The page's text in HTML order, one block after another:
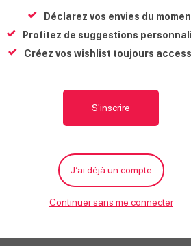
Vendredi
Samedi
Tarifs
Tarif
Déclarez vos envies du
Profitez de suggestions
Créez vos wishlist toujours
S'inscrire
J’ai déjà un compte
Continuer sans me connecter